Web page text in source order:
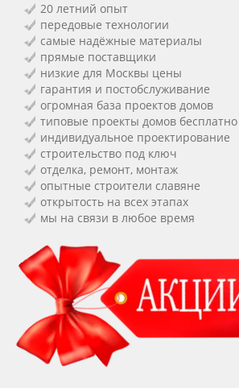
20 летний опыт
передовые технологии
самые надёжные материалы
прямые поставщики
низкие для Москвы цены
гарантия и постобслуживание
огромная база проектов домов
типовые проекты домов бесплатно
индивидуальное проектирование
строительство под ключ
отделка, ремонт, монтаж
опытные строители славяне
открытость на всех этапах
мы на связи в любое время